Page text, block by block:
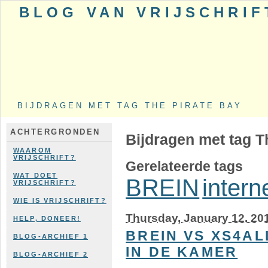
BLOG VAN
BIJDRAGEN MET TAG THE PIRATE BAY
ACHTERGRONDEN
WAAROM
VRIJSCHRIFT?
WAT DOET
VRIJSCHRIFT?
WIE IS VRIJSCHRIFT?
HELP, DONEER!
BLOG-ARCHIEF 1
BLOG-ARCHIEF 2
Bijdragen met tag
Gerelateerde tags
BREIN
Thursday, January 12.
BREIN VS
IN DE KAMER